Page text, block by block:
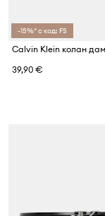
-15%* с код: FS
39,90 €